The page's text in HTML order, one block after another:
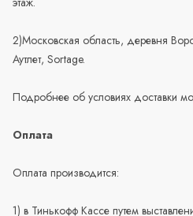
2)Московская область, деревня
Аутлет, Sortage.
Подробнее об условиях доставки
Оплата
Оплата производится:
1) в Тинькофф Кассе путем